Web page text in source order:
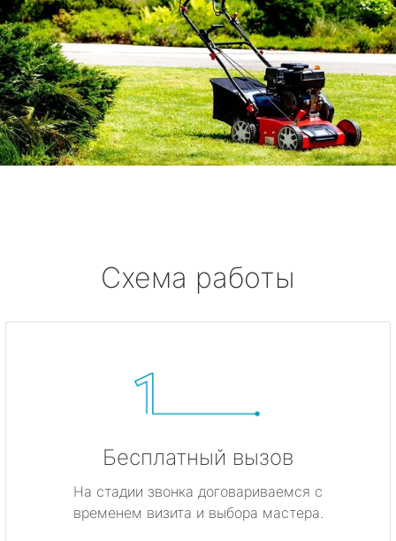
метро Водный стадион
метро Курская
метро Комсомольская
метро Жулебино
метро Кропоткинская
метро Владыкино
Схема работы
Бесплатный вызов
На стадии звонка договариваемся с
временем визита и выбора мастера.